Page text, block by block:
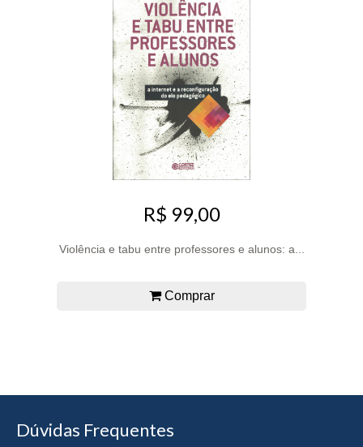
R$ 99,00
Violência e tabu entre professores e alunos: a...
Comprar
Dúvidas Frequentes